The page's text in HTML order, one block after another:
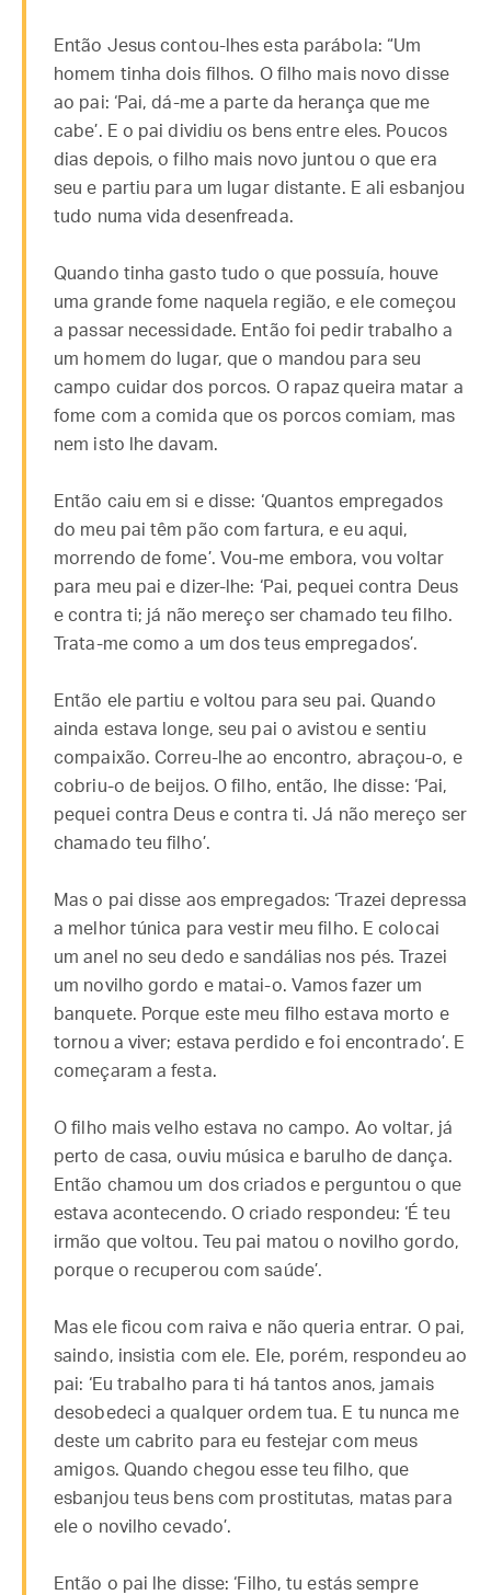
Então Jesus contou-lhes esta parábola: “Um
homem tinha dois filhos. O filho mais novo disse
ao pai: ‘Pai, dá-me a parte da herança que me
cabe’. E o pai dividiu os bens entre eles. Poucos
dias depois, o filho mais novo juntou o que era
seu e partiu para um lugar distante. E ali esbanjou
tudo numa vida desenfreada.
Quando tinha gasto tudo o que possuía, houve
uma grande fome naquela região, e ele começou
a passar necessidade. Então foi pedir trabalho a
um homem do lugar, que o mandou para seu
campo cuidar dos porcos. O rapaz queira matar a
fome com a comida que os porcos comiam, mas
nem isto lhe davam.
Então caiu em si e disse: ‘Quantos empregados
do meu pai têm pão com fartura, e eu aqui,
morrendo de fome’. Vou-me embora, vou voltar
para meu pai e dizer-lhe: ‘Pai, pequei contra Deus
e contra ti; já não mereço ser chamado teu filho.
Trata-me como a um dos teus empregados’.
Então ele partiu e voltou para seu pai. Quando
ainda estava longe, seu pai o avistou e sentiu
compaixão. Correu-lhe ao encontro, abraçou-o, e
cobriu-o de beijos. O filho, então, lhe disse: ‘Pai,
pequei contra Deus e contra ti. Já não mereço ser
chamado teu filho’.
Mas o pai disse aos empregados: ‘Trazei depressa
a melhor túnica para vestir meu filho. E colocai
um anel no seu dedo e sandálias nos pés. Trazei
um novilho gordo e matai-o. Vamos fazer um
banquete. Porque este meu filho estava morto e
tornou a viver; estava perdido e foi encontrado’. E
começaram a festa.
O filho mais velho estava no campo. Ao voltar, já
perto de casa, ouviu música e barulho de dança.
Então chamou um dos criados e perguntou o que
estava acontecendo. O criado respondeu: ‘É teu
irmão que voltou. Teu pai matou o novilho gordo,
porque o recuperou com saúde’.
Mas ele ficou com raiva e não queria entrar. O pai,
saindo, insistia com ele. Ele, porém, respondeu ao
pai: ‘Eu trabalho para ti há tantos anos, jamais
desobedeci a qualquer ordem tua. E tu nunca me
deste um cabrito para eu festejar com meus
amigos. Quando chegou esse teu filho, que
esbanjou teus bens com prostitutas, matas para
ele o novilho cevado’.
Então o pai lhe disse: ‘Filho, tu estás sempre